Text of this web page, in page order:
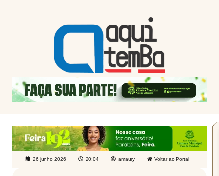
26 junho 2026 20:04 amaury Voltar ao Portal